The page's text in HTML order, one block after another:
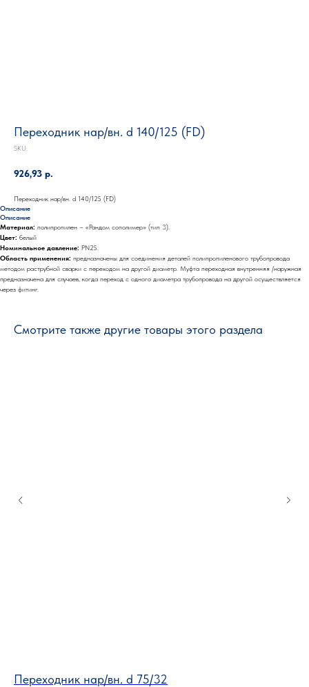
Переходник нар/вн. d 140/125 (FD)
SKU:
926,93 р.
Переходник нар/вн. d 140/125 (FD)
Описание
Описание
Материал: полипропилен – «Рандом сополимер» (тип 3).
Цвет: белый
Номинальное давление: PN25.
Область применения: предназначены для соединения деталей полипропиленового трубопровода
методом раструбной сварки с переходом на другой диаметр. Муфта переходная внутренняя /наружная
предназначена для случаев, когда переход с одного диаметра трубопровода на другой осуществляется
через фитинг.
Смотрите также другие товары этого раздела
Переходник нар/вн. d 75/32